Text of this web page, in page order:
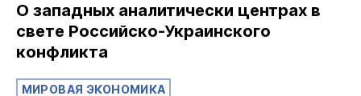
О западных аналитически центрах в
свете Российско-Украинского
конфликта
МИРОВАЯ ЭКОНОМИКА